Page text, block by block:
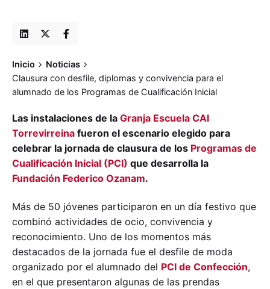
Inicio
Noticias
Clausura con desfile, diplomas y convivencia para el
alumnado de los Programas de Cualificación Inicial
Las instalaciones de la Granja Escuela CAI
Torrevirreina fueron el escenario elegido para
celebrar la jornada de clausura de los Programas de
Cualificación Inicial (PCI) que desarrolla la
Fundación Federico Ozanam.
Más de 50 jóvenes participaron en un día festivo que
combinó actividades de ocio, convivencia y
reconocimiento. Uno de los momentos más
destacados de la jornada fue el desfile de moda
organizado por el alumnado del PCI de Confección,
en el que presentaron algunas de las prendas